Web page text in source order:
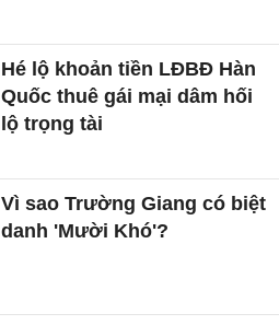
Hé lộ khoản tiền LĐBĐ Hàn
Quốc thuê gái mại dâm hối
lộ trọng tài
Vì sao Trường Giang có biệt
danh 'Mười Khó'?